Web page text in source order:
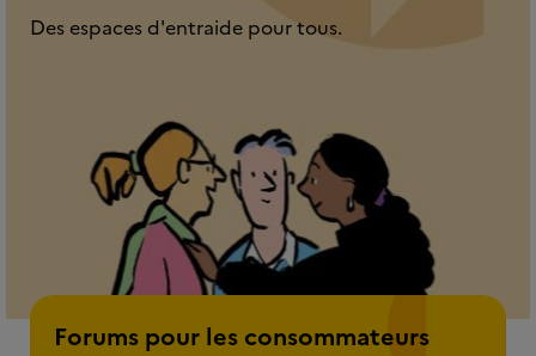
Des espaces d'entraide pour tous.
Forums pour les consommateurs
Forum pour les consommateurs